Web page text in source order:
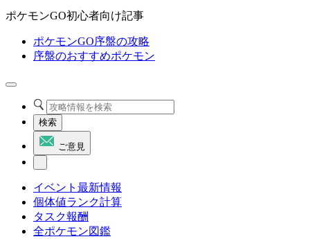
ポケモンGO初心者向け記事
ポケモンGO序盤の攻略
序盤のおすすめポケモン
検索
ご意見
イベント最新情報
個体値ランク計算
タスク報酬
全ポケモン図鑑